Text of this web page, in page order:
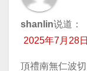
shanlin说道：
2025年7月28
頂禮南無仁波